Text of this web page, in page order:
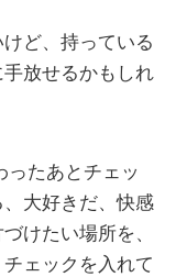
ど、持っている
放せるかもしれ
ったあとチェッ
大好きだ、快感
けたい場所を、
ェックを入れて